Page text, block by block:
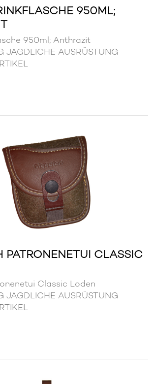
950ML;
950ml; Anthrazit
JAGDLICHE AUSRÜSTUNG
PATRONENETUI CLASSIC
Classic Loden
JAGDLICHE AUSRÜSTUNG